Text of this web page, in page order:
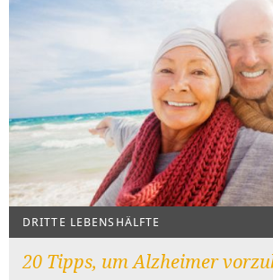
DRITTE LEBENSHÄLFTE
20 Tipps, um Alzheimer